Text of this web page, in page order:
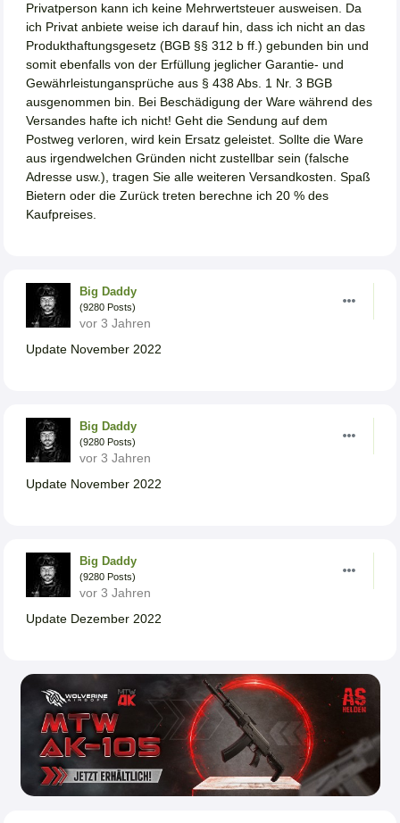
Privatperson kann ich keine Mehrwertsteuer ausweisen. Da
ich Privat anbiete weise ich darauf hin, dass ich nicht an das
Produkthaftungsgesetz (BGB §§ 312 b ff.) gebunden bin und
somit ebenfalls von der Erfüllung jeglicher Garantie- und
Gewährleistungansprüche aus § 438 Abs. 1 Nr. 3 BGB
ausgenommen bin. Bei Beschädigung der Ware während des
Versandes hafte ich nicht! Geht die Sendung auf dem
Postweg verloren, wird kein Ersatz geleistet. Sollte die Ware
aus irgendwelchen Gründen nicht zustellbar sein (falsche
Adresse usw.), tragen Sie alle weiteren Versandkosten. Spaß
Bietern oder die Zurück treten berechne ich 20 % des
Kaufpreises.
Big Daddy
(9280 Posts)
vor 3 Jahren
Update November 2022
Big Daddy
(9280 Posts)
vor 3 Jahren
Update November 2022
Big Daddy
(9280 Posts)
vor 3 Jahren
Update Dezember 2022